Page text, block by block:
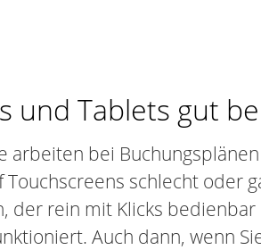
und Tablets gut
arbeiten bei
Touchscreens schlecht
der rein mit Klicks
Auch dann, wenn